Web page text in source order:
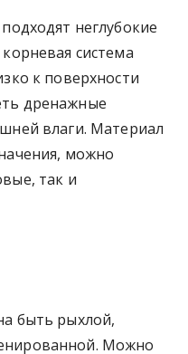
неглубокие
система
к поверхности
дренажные
влаги. Материал
можно
так и
быть рыхлой,
Можно